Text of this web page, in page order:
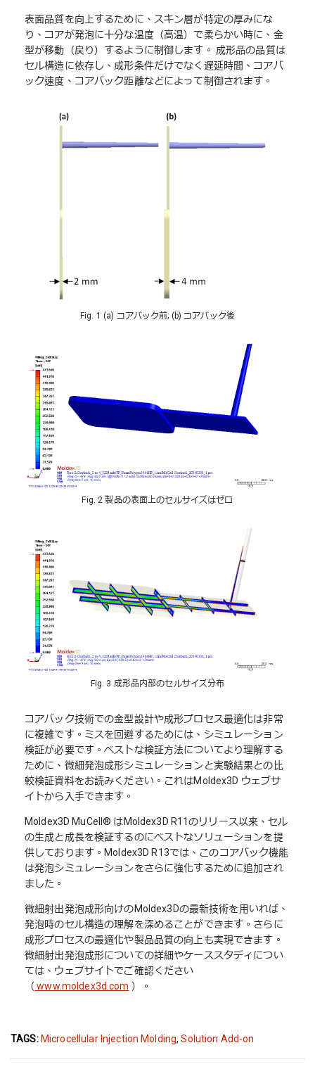
表面品質を向上するために、スキン層が特定の厚みにな
り、コアが発泡に十分な温度（高温）で柔らかい時に、金
型が移動（戻り）するように制御します。 成形品の品質は
セル構造に依存し、成形条件だけでなく遅延時間、コアバ
ック速度、コアバック距離などによって制御されます。
Fig. 1 (a) コアバック前; (b) コアバック後
Fig. 2 製品の表面上のセルサイズはゼロ
Fig. 3 成形品内部のセルサイズ分布
コアバック技術での金型設計や成形プロセス最適化は非常
に複雑です。ミスを回避するためには、シミュレーション
検証が必要です。ベストな検証方法についてより理解する
ために、微細発泡成形シミュレーションと実験結果との比
較検証資料をお読みください。これはMoldex3D ウェブサ
イトから入手できます。
Moldex3D MuCell® はMoldex3D R11のリリース以来、セル
の生成と成長を検証するのにベストなソリューションを提
供しております。Moldex3D R13では、このコアバック機能
は発泡シミュレーションをさらに強化するために追加され
ました。
微細射出発泡成形向けのMoldex3Dの最新技術を用いれば、
発泡時のセル構造の理解を深めることができます。さらに
成形プロセスの最適化や製品品質の向上も実現できます。
微細射出発泡成形についての詳細やケーススタディについ
ては、ウェブサイトでご確認ください
（ www.moldex3d.com ）。
TAGS: Microcellular Injection Molding,Solution Add-on